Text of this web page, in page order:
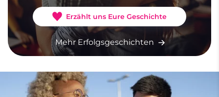
Erzählt uns Eure Geschichte
Mehr Erfolgsgeschichten